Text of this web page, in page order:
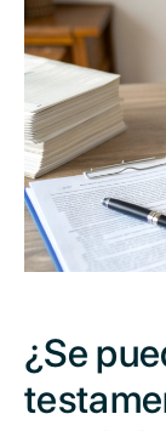
¿Se